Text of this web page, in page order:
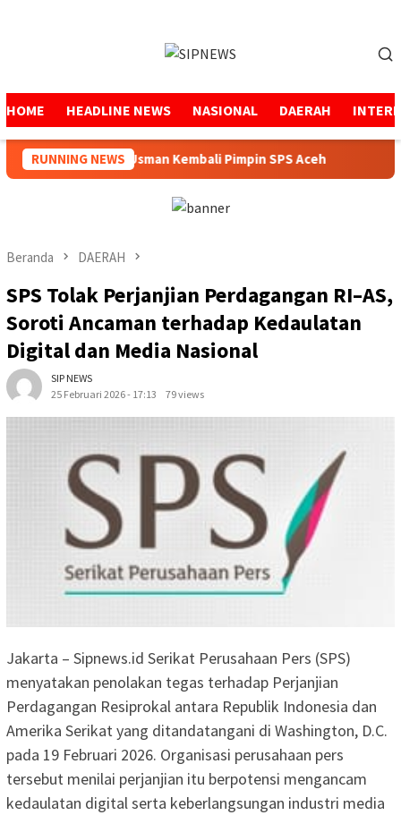
HOME HEADLINE NEWS NASIONAL DAERAH
RUNNING NEWS
Mukhtaruddin Usman Kembali Pimpin SPS Aceh
Beranda DAERAH
SPS Tolak Perjanjian Perdagangan RI–AS,
Soroti Ancaman terhadap Kedaulatan
Digital dan Media Nasional
SIP NEWS
25 Februari 2026 - 17:13
79 views
Jakarta – Sipnews.id Serikat Perusahaan Pers (SPS)
menyatakan penolakan tegas terhadap Perjanjian
Perdagangan Resiprokal antara Republik Indonesia dan
Amerika Serikat yang ditandatangani di Washington, D.C.
pada 19 Februari 2026. Organisasi perusahaan pers
tersebut menilai perjanjian itu berpotensi mengancam
kedaulatan digital serta keberlangsungan industri media